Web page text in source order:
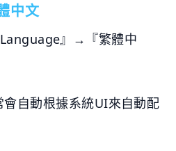
中文
』→『繁體中
自動根據系統UI來自動配